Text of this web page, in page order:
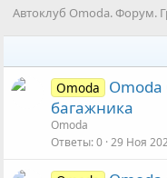
Автоклуб Omoda. Форум.
Omoda
Omoda
багажника
Omoda
Ответы 0 29 Ноя